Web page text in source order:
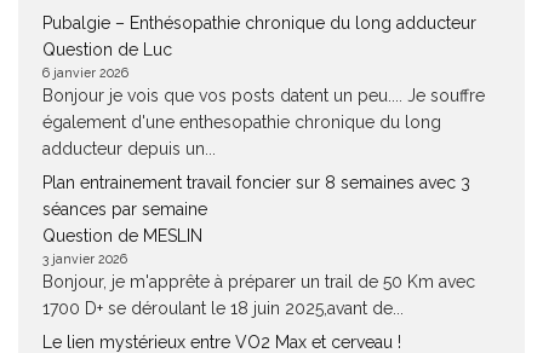
Pubalgie – Enthésopathie chronique du long adducteur
Question de Luc
6 janvier 2026
Bonjour je vois que vos posts datent un peu.... Je souffre
également d'une enthesopathie chronique du long
adducteur depuis un...
Plan entrainement travail foncier sur 8 semaines avec 3
séances par semaine
Question de MESLIN
3 janvier 2026
Bonjour, je m'apprête à préparer un trail de 50 Km avec
1700 D+ se déroulant le 18 juin 2025,avant de...
Le lien mystérieux entre VO2 Max et cerveau !